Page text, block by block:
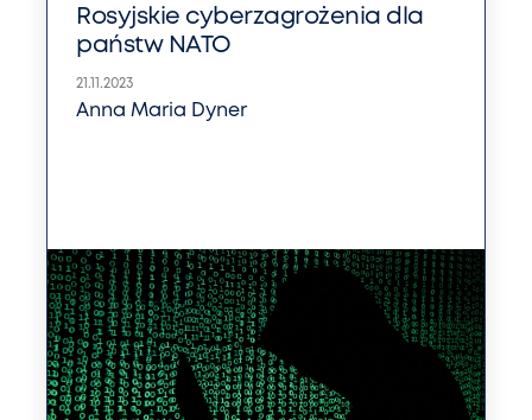
Rosyjskie cyberzagrożenia dla
państw NATO
21.11.2023
Anna Maria Dyner